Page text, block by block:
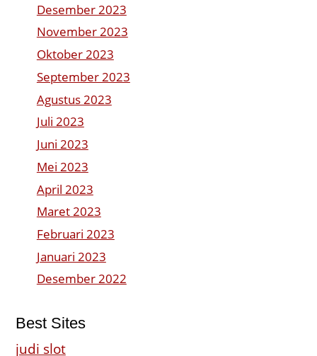
Desember 2023
November 2023
Oktober 2023
September 2023
Agustus 2023
Juli 2023
Juni 2023
Mei 2023
April 2023
Maret 2023
Februari 2023
Januari 2023
Desember 2022
Best Sites
judi slot